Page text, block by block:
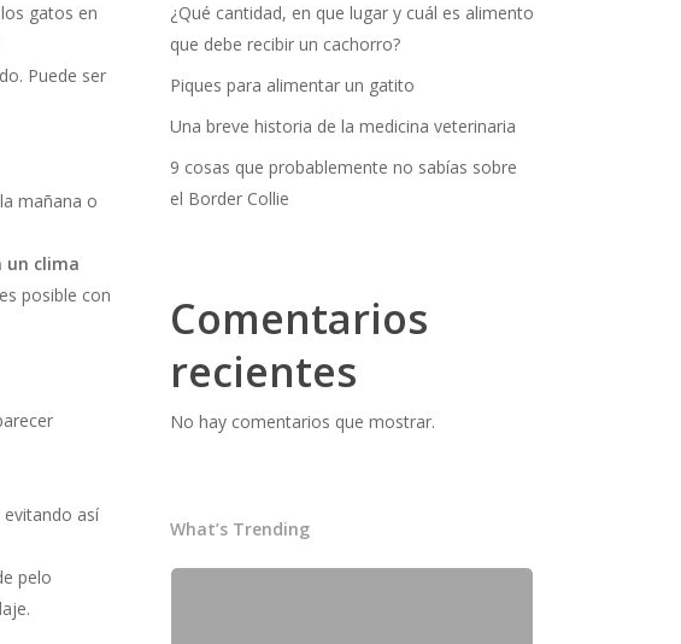
gatos en
Puede ser
mañana o
un clima
posible con
así
pelo
¿Qué cantidad, en que lugar y cuál es alimento
que debe recibir un cachorro?
Piques para alimentar un gatito
Una breve historia de la medicina veterinaria
9 cosas que probablemente no sabías sobre
el Border Collie
Comentarios
recientes
No hay comentarios que mostrar.
What’s Trending